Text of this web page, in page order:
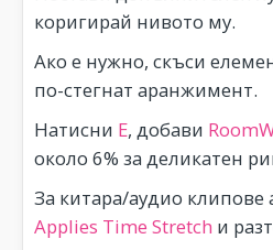
коригирай нивото му.
Ако е нужно, скъси
по-стегнат аранжимент.
Натисни E, добави
около 6% за деликатен
За китара/аудио клипове
Applies Time Stretch и